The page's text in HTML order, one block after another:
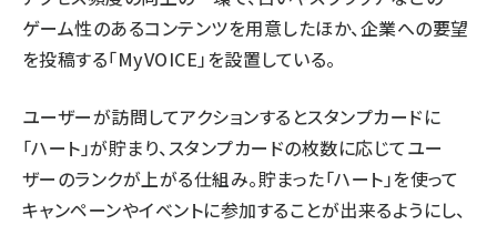
ゲーム性のあるコンテンツを用意したほか、企業への要望
を投稿する「MyVOICE」を設置している。
ユーザーが訪問してアクションするとスタンプカードに
「ハート」が貯まり、スタンプカードの枚数に応じてユー
ザーのランクが上がる仕組み。貯まった「ハート」を使って
キャンペーンやイベントに参加することが出来るようにし、